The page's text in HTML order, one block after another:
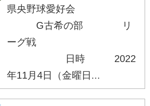
県央野球愛好会
G古希の部 リ
ーグ戦
日時 2022
年11月4日（金曜日...